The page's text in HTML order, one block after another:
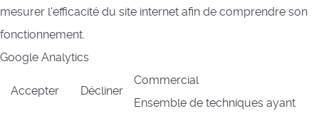
mesurer l'efficacité du site internet afin de comprendre son
fonctionnement.
Google Analytics
Accepter Décliner
Commercial
Ensemble de techniques ayant